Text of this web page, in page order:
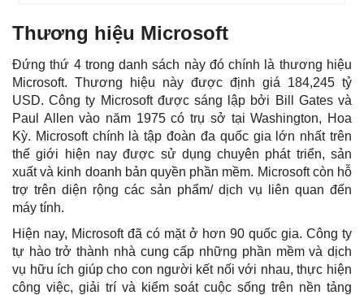
Thương hiệu Microsoft
Đứng thứ 4 trong danh sách này đó chính là thương hiệu
Microsoft. Thương hiệu này được định giá 184,245 tỷ
USD. Công ty Microsoft được sáng lập bởi Bill Gates và
Paul Allen vào năm 1975 có trụ sở tại Washington, Hoa
Kỳ. Microsoft chính là tập đoàn đa quốc gia lớn nhất trên
thế giới hiện nay được sử dụng chuyên phát triển, sản
xuất và kinh doanh bản quyền phần mềm. Microsoft còn hỗ
trợ trên diện rộng các sản phẩm/ dịch vụ liên quan đến
máy tính.
Hiện nay, Microsoft đã có mặt ở hơn 90 quốc gia. Công ty
tự hào trở thành nhà cung cấp những phần mềm và dịch
vụ hữu ích giúp cho con người kết nối với nhau, thực hiện
công việc, giải trí và kiểm soát cuộc sống trên nền tảng